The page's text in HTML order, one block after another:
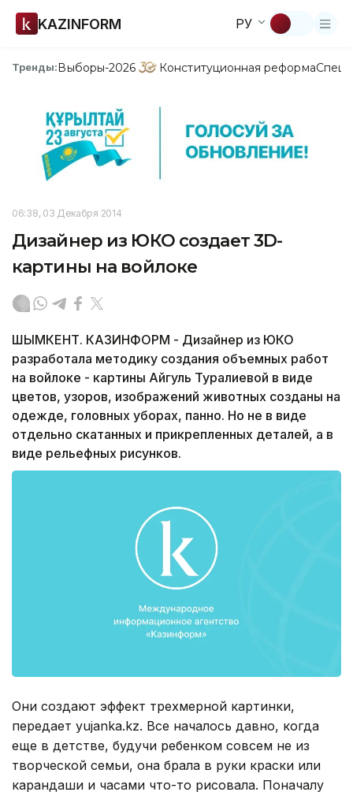
KAZINFORM РУ
Тренды:Выборы-2026 Конституционная реформа
06:38, 03 Декабря 2014
Дизайнер из ЮКО создает 3D-
картины на войлоке
ШЫМКЕНТ. КАЗИНФОРМ - Дизайнер из ЮКО
разработала методику создания объемных работ
на войлоке - картины Айгуль Туралиевой в виде
цветов, узоров, изображений животных созданы на
одежде, головных уборах, панно. Но не в виде
отдельно скатанных и прикрепленных деталей, а в
виде рельефных рисунков.
Они создают эффект трехмерной картинки,
передает yujanka.kz. Все началось давно, когда
еще в детстве, будучи ребенком совсем не из
творческой семьи, она брала в руки краски или
карандаши и часами что-то рисовала. Поначалу